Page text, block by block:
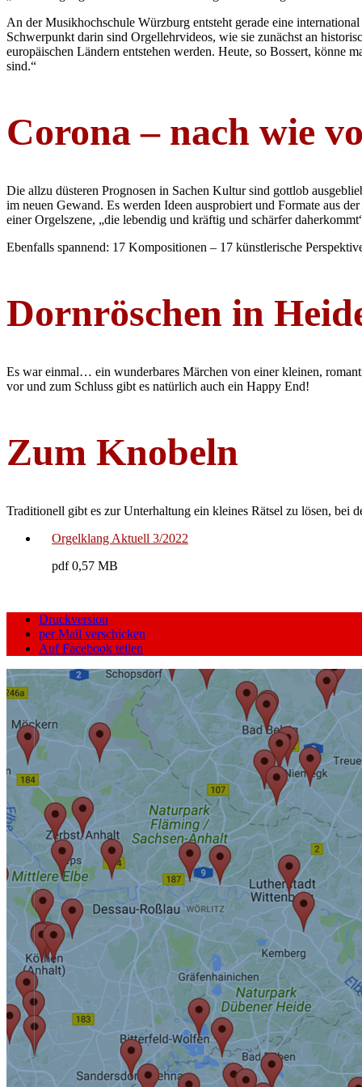
An der Musikhochschule Würzburg entsteht gerade eine
Schwerpunkt darin sind Orgellehrvideos, wie sie zunächst an
europäischen Ländern entstehen werden. Heute, so Bossert,
sind.“
Corona – nach wie
Die allzu düsteren Prognosen in Sachen Kultur sind gottlob
im neuen Gewand. Es werden Ideen ausprobiert und Formate aus
einer Orgelszene, „die lebendig und kräftig und schärfer
Ebenfalls spannend: 17 Kompositionen – 17 künstlerische
Dornröschen in
Es war einmal… ein wunderbares Märchen von einer kleinen,
vor und zum Schluss gibt es natürlich auch ein Happy End!
Zum Knobeln
Traditionell gibt es zur Unterhaltung ein kleines Rätsel zu lösen, bei
Orgelklang Aktuell 3/2022
pdf 0,57 MB
Druckversion
per Mail verschicken
Auf Facebook teilen